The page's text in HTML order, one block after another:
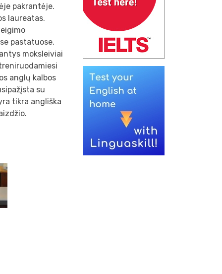
pakrantėje.
laureatas.
pastatuose.
moksleiviai
anglų kalbos
su
tikra angliška